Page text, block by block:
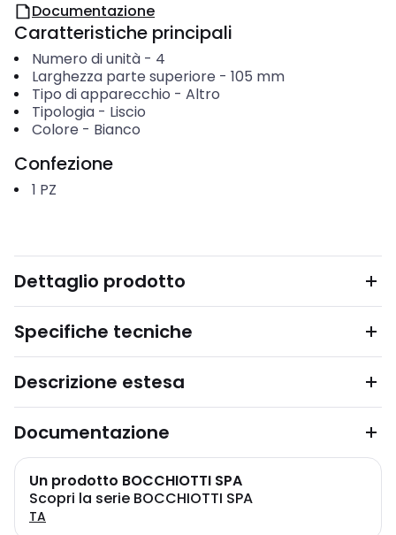
Documentazione
Caratteristiche principali
Numero di unità- 4
Larghezza parte superiore - 105 mm
Tipo di apparecchio - Altro
Tipologia- Liscio
Colore - Bianco
Confezione
1 PZ
Dettaglio prodotto
Specifiche tecniche
Descrizione estesa
Documentazione
Un prodotto BOCCHIOTTI SPA
Scopri la serie BOCCHIOTTI SPA
TA